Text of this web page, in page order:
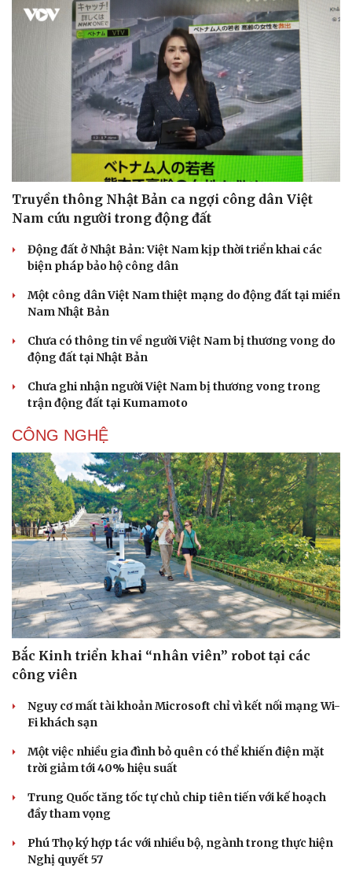
Thể thao
Bóng đá
Lịch thi đấu bóng đá
eSports
Hậu trường
Ô tô - Xe máy
Ô tô
Truyền thông Nhật Bản ca ngợi công dân Việt
Nam cứu người trong động đất
Động đất ở Nhật Bản: Việt Nam kịp thời triển khai các
biện pháp bảo hộ công dân
Một công dân Việt Nam thiệt mạng do động đất tại miền
Nam Nhật Bản
Chưa có thông tin về người Việt Nam bị thương vong do
động đất tại Nhật Bản
Chưa ghi nhận người Việt Nam bị thương vong trong
trận động đất tại Kumamoto
CÔNG NGHỆ
Bắc Kinh triển khai “nhân viên” robot tại các
công viên
Nguy cơ mất tài khoản Microsoft chỉ vì kết nối mạng Wi-
Fi khách sạn
Một việc nhiều gia đình bỏ quên có thể khiến điện mặt
trời giảm tới 40% hiệu suất
Trung Quốc tăng tốc tự chủ chip tiên tiến với kế hoạch
đầy tham vọng
Phú Thọ ký hợp tác với nhiều bộ, ngành trong thực hiện
Nghị quyết 57